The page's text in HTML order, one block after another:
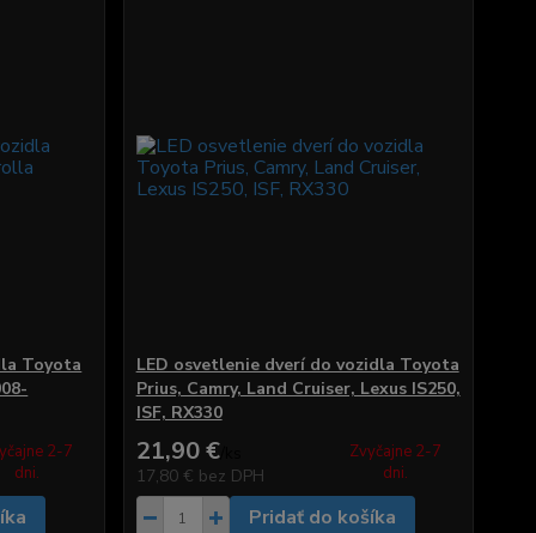
Toyota
2-7
dni.
LED osvetlenie dverí do vozidla Toyota
Prius, Camry, Land Cruiser, Lexus IS250,
ISF, RX330
21,90 €/
17,80 € bez DPH
Zvyčajne 2-7
dni.
Pridať do košíka